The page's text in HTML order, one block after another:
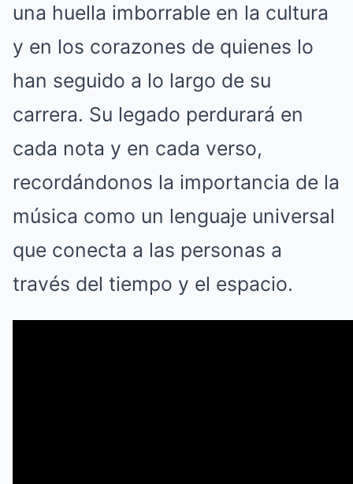
una huella imborrable en la cultura
y en los corazones de quienes lo
han seguido a lo largo de su
carrera. Su legado perdurará en
cada nota y en cada verso,
recordándonos la importancia de la
música como un lenguaje universal
que conecta a las personas a
través del tiempo y el espacio.